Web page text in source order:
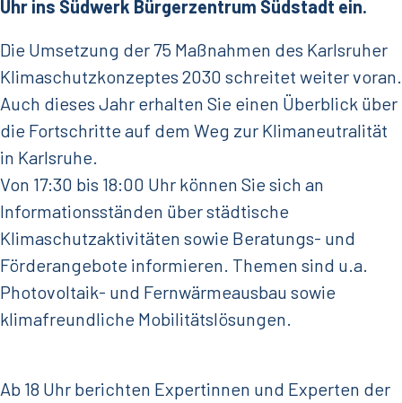
Uhr ins Südwerk Bürgerzentrum Südstadt ein.
Die Umsetzung der 75 Maßnahmen des Karlsruher
Klimaschutzkonzeptes 2030 schreitet weiter voran.
Auch dieses Jahr erhalten Sie einen Überblick über
die Fortschritte auf dem Weg zur Klimaneutralität
in Karlsruhe.
Von 17:30 bis 18:00 Uhr können Sie sich an
Informationsständen über städtische
Klimaschutzaktivitäten sowie Beratungs- und
Förderangebote informieren. Themen sind u.a.
Photovoltaik- und Fernwärmeausbau sowie
klimafreundliche Mobilitätslösungen.
Ab 18 Uhr berichten Expertinnen und Experten der